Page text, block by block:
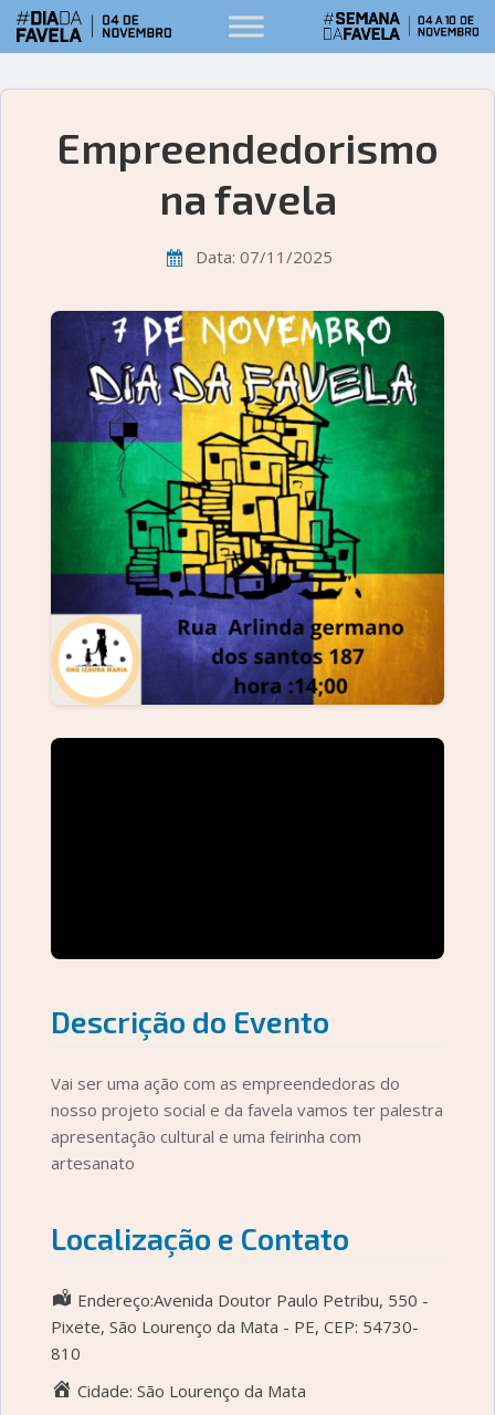
Empreendedorismo
na favela
Data: 07/11/2025
Descrição do Evento
Vai ser uma ação com as empreendedoras do
nosso projeto social e da favela vamos ter palestra
apresentação cultural e uma feirinha com
artesanato
Localização e Contato
Endereço:Avenida Doutor Paulo Petribu, 550 -
Pixete, São Lourenço da Mata - PE, CEP: 54730-
810
Cidade: São Lourenço da Mata